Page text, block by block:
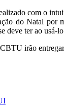
com o
do Natal por
deve ter ao usá-
irão